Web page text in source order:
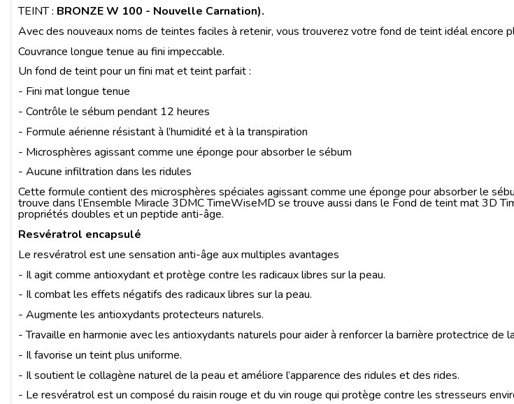
TEINT : BRONZE W 100 - Nouvelle Carnation).
Avec des nouveaux noms de teintes faciles à retenir, vous trouverez votre fond de teint idéal encore
Couvrance longue tenue au fini impeccable.
Un fond de teint pour un fini mat et teint parfait :
- Fini mat longue tenue
- Contrôle le sébum pendant 12 heures
- Formule aérienne résistant à l’humidité et à la transpiration
- Microsphères agissant comme une éponge pour absorber le sébum
- Aucune infiltration dans les ridules
Cette formule contient des microsphères spéciales agissant comme une éponge pour absorber le
trouve dans l’Ensemble Miracle 3DMC TimeWiseMD se trouve aussi dans le Fond de teint mat 3D
propriétés doubles et un peptide anti-âge.
Resvératrol encapsulé
Le resvératrol est une sensation anti-âge aux multiples avantages
- Il agit comme antioxydant et protège contre les radicaux libres sur la peau.
- Il combat les effets négatifs des radicaux libres sur la peau.
- Augmente les antioxydants protecteurs naturels.
- Travaille en harmonie avec les antioxydants naturels pour aider à renforcer la barrière protectrice de
- Il favorise un teint plus uniforme.
- Il soutient le collagène naturel de la peau et améliore l’apparence des ridules et des rides.
- Le resvératrol est un composé du raisin rouge et du vin rouge qui protège contre les stresseurs